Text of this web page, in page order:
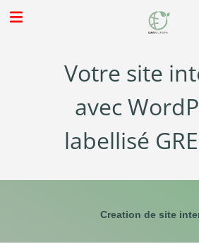
Votre site
avec
labellisé
Creation de site